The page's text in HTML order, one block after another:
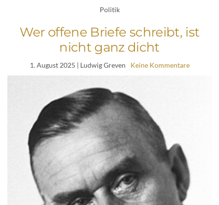
Politik
Wer offene Briefe schreibt, ist
nicht ganz dicht
1. August 2025 | Ludwig Greven Keine Kommentare